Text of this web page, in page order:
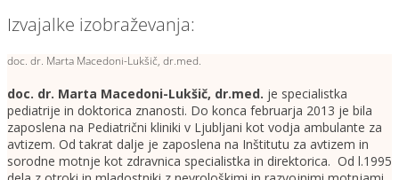
Izvajalke izobraževanja:
doc. dr. Marta Macedoni-Lukšič, dr.med.
doc. dr. Marta Macedoni-Lukšič, dr.med. je specialistka
pediatrije in doktorica znanosti. Do konca februarja 2013 je bila
zaposlena na Pediatrični kliniki v Ljubljani kot vodja ambulante za
avtizem. Od takrat dalje je zaposlena na Inštitutu za avtizem in
sorodne motnje kot zdravnica specialistka in direktorica. Od l.1995